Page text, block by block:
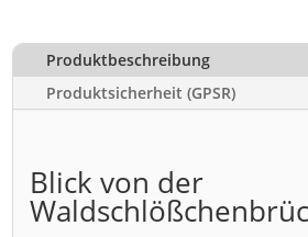
Produktbeschreibung
Produktsicherheit (GPSR)
Blick von der